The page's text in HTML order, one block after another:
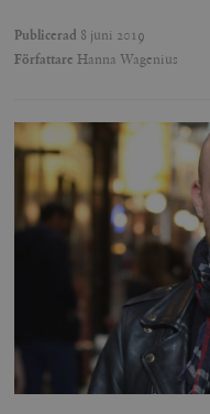
Publicerad 8 juni 2019
Författare Hanna Wagenius